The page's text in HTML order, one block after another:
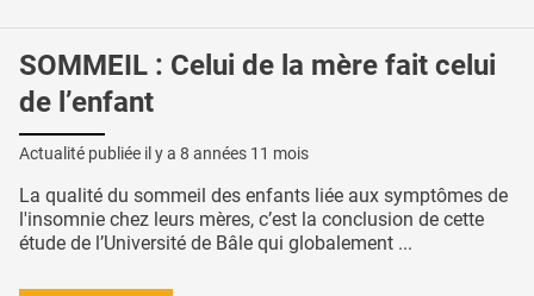
SOMMEIL : Celui de la mère fait celui
de l’enfant
Actualité publiée il y a 8 années 11 mois
La qualité du sommeil des enfants liée aux symptômes de
l'insomnie chez leurs mères, c’est la conclusion de cette
étude de l’Université de Bâle qui globalement ...